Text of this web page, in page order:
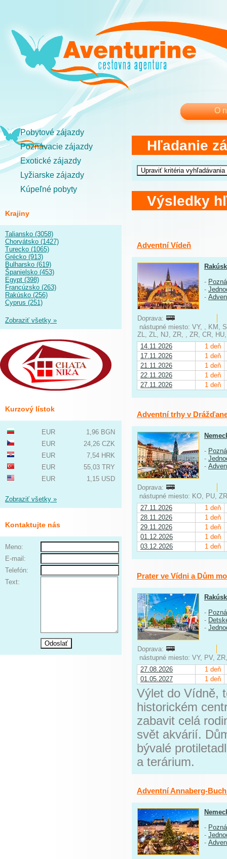
O
Pobytové zájazdy
Poznávacie zájazdy
Exotické zájazdy
Lyžiarske zájazdy
Kúpeľné pobyty
Krajiny
Taliansko (3058)
Chorvátsko (1427)
Turecko (1065)
Grécko (913)
Bulharsko (619)
Španielsko (453)
Egypt (398)
Francúzsko (263)
Rakúsko (256)
Cyprus (251)
Zobraziť všetky »
Kurzový lístok
EUR
1,96 BGN
EUR
24,26 CZK
EUR
7,54 HRK
EUR
55,03 TRY
EUR
1,15 USD
Zobraziť všetky »
Kontaktujte nás
Meno:
E-mail:
Telefón:
Text:
Hľadanie
Výsledky
Adventní Vídeň
-
-
-
Doprava:
nástupné miesto: VY, , KM,
ZL, ZL, NJ, ZR, , ZR, CR,
14.11.2026
1 deň
17.11.2026
1 deň
21.11.2026
1 deň
22.11.2026
1 deň
27.11.2026
1 deň
Adventní trhy v
-
-
-
Doprava:
nástupné miesto: KO, PU,
27.11.2026
1 deň
28.11.2026
1 deň
29.11.2026
1 deň
01.12.2026
1 deň
03.12.2026
1 deň
Prater ve Vídni a Dům
-
-
-
Doprava:
nástupné miesto: VY, PV,
27.08.2026
1 deň
01.05.2027
1 deň
Výlet do Vídně,
historickém
zabavit celá
svět akvárií.
bývalé
a terárium.
Adventní Annaberg-
-
-
-